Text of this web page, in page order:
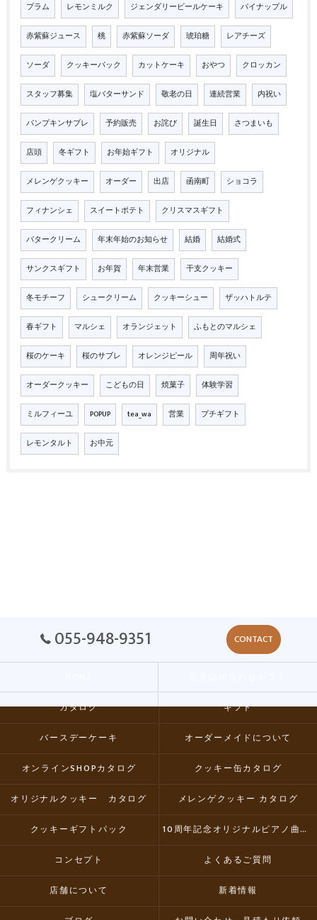
プラム レモンミルク ジェンダリービールケーキ パイナップル
赤紫蘇ジュース 桃 赤紫蘇ソーダ 琥珀糖 レアチーズ
ソーダ クッキーパック カットケーキ おやつ クロッカン
スタッフ募集 塩バターサンド 敬老の日 連続営業 内祝い
パンプキンサブレ 予約販売 お詫び 誕生日 さつまいも
店頭 冬ギフト お年始ギフト オリジナル
メレンゲクッキー オーダー 出店 函南町 ショコラ
フィナンシェ スイートポテト クリスマスギフト
バタークリーム 年末年始のお知らせ 結婚 結婚式
サンクスギフト お年賀 年末営業 干支クッキー
冬モチーフ シュークリーム クッキーシュー ザッハトルテ
春ギフト マルシェ オランジェット ふもとのマルシェ
桜のケーキ 桜のサブレ オレンジピール 周年祝い
オーダークッキー こどもの日 焼菓子 体験学習
ミルフィーユ POPUP tea_wa 営業 プチギフト
レモンタルト お中元
055-948-9351 CONTACT
カタログ ギフト
バースデーケーキ オーダーメイドについて
オンラインSHOPカタログ クッキー缶カタログ
オリジナルクッキー カタログ メレンゲクッキー カタログ
クッキーギフトパック 10周年記念オリジナルピアノ曲集CD
コンセプト よくあるご質問
店舗について 新着情報